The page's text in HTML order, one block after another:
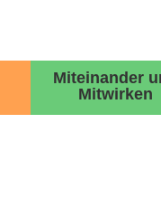
Miteinander
Mitwirken